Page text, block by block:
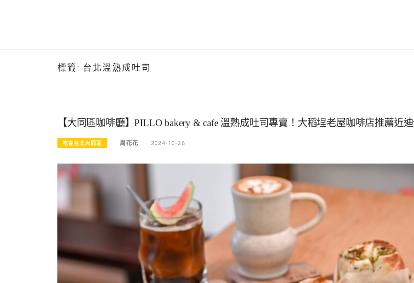
標籤: 台北溫熟成吐司
【大同區咖啡廳】PILLO bakery & cafe 溫熟成吐司專賣！大稻埕老屋咖啡店推薦近
吃在台北大同區 周花花 2024-10-26